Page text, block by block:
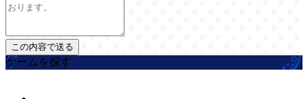
ゲームを探す